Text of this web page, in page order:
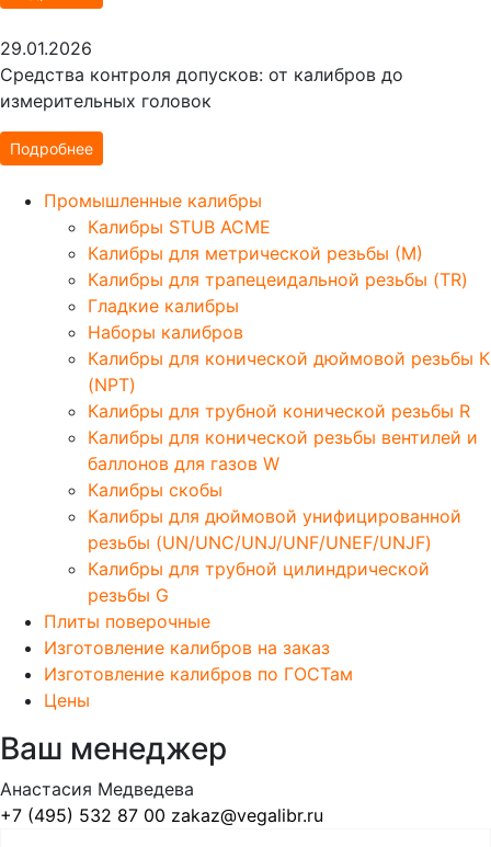
29.01.2026
Средства контроля допусков: от калибров до
измерительных головок
Подробнее
Промышленные калибры
Калибры STUB ACME
Калибры для метрической резьбы (М)
Калибры для трапецеидальной резьбы (TR)
Гладкие калибры
Наборы калибров
Калибры для конической дюймовой резьбы К
(NPT)
Калибры для трубной конической резьбы R
Калибры для конической резьбы вентилей и
баллонов для газов W
Калибры скобы
Калибры для дюймовой унифицированной
резьбы (UN/UNC/UNJ/UNF/UNEF/UNJF)
Калибры для трубной цилиндрической
резьбы G
Плиты поверочные
Изготовление калибров на заказ
Изготовление калибров по ГОСТам
Цены
Ваш менеджер
Анастасия Медведева
+7 (495) 532 87 00 zakaz@vegalibr.ru